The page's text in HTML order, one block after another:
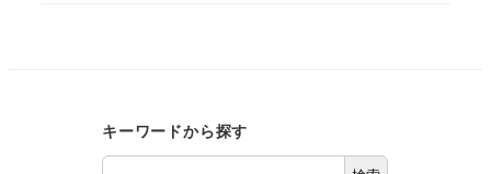
キーワードから探す